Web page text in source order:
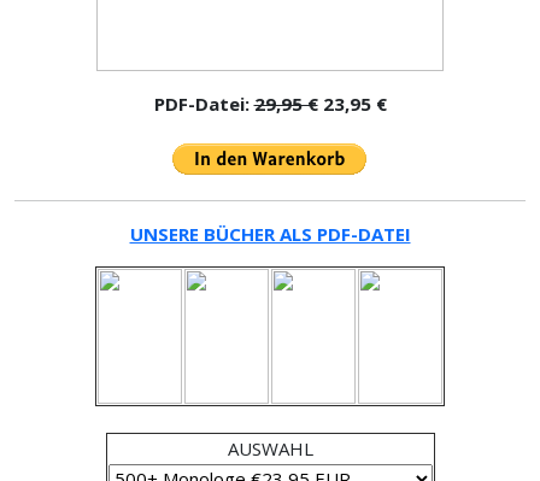
PDF-Datei:29,95 €23,95 €
UNSERE BÜCHER ALS PDF-DATEI
AUSWAHL